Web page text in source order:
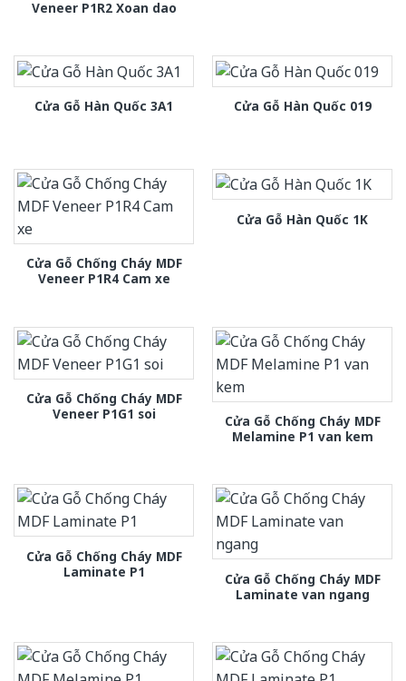
Veneer P1R2 Xoan dao
Cửa Gỗ Hàn Quốc 3A1 Cửa Gỗ Hàn Quốc 019
Cửa Gỗ Chống Cháy MDF
Veneer P1R4 Cam xe
Cửa Gỗ Hàn Quốc 1K
Cửa Gỗ Chống Cháy MDF
Veneer P1G1 soi
Cửa Gỗ Chống Cháy MDF
Melamine P1 van kem
Cửa Gỗ Chống Cháy MDF
Laminate P1
Cửa Gỗ Chống Cháy MDF
Laminate van ngang